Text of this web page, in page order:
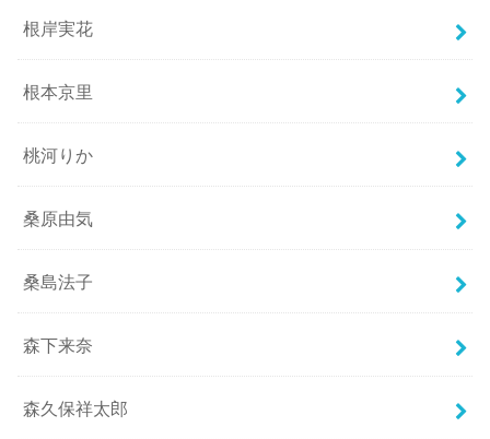
根岸実花
根本京里
桃河りか
桑原由気
桑島法子
森下来奈
森久保祥太郎